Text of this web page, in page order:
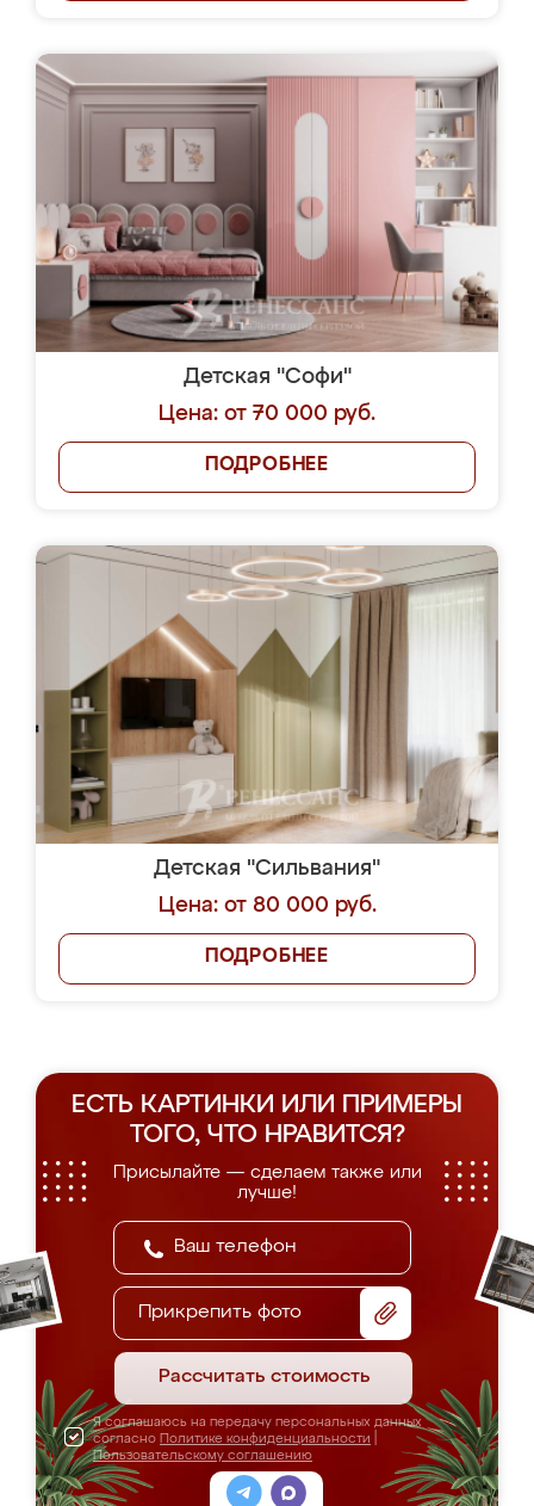
Детская "Софи"
Цена: от 70 000 руб.
ПОДРОБНЕЕ
Детская "Сильвания"
Цена: от 80 000 руб.
ПОДРОБНЕЕ
ЕСТЬ КАРТИНКИ ИЛИ ПРИМЕРЫ
ТОГО, ЧТО НРАВИТСЯ?
Присылайте — сделаем также или
лучше!
Прикрепить фото
Рассчитать стоимость
Я соглашаюсь на передачу персональных данных
согласно Политике конфиденциальности
Пользовательскому соглашению